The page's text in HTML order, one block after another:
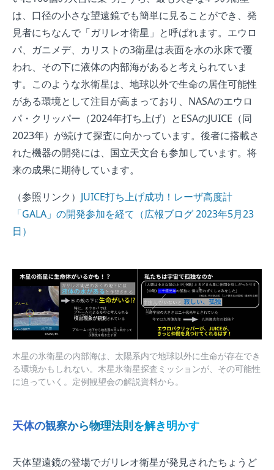
は、口径の小さな望遠鏡でも簡単に見ることができ、発
見者にちなんで「ガリレオ衛星」と呼ばれます。エウロ
パ、ガニメデ、カリストの3衛星は表面を水の氷床で覆
われ、その下に液体の内部海があると考えられていま
す。このような氷衛星は、地球以外で生命の居住可能性
がある環境として注目が高まっており、NASAのエウロ
パ・クリッパー（2024年打ち上げ）とESAのJUICE（同
2023年）が続けて探査に向かっています。後者に搭載さ
れた機器の開発には、国立天文台も参加しています。将
来の成果に期待しています。
（参照リンク） JUICE打ち上げ成功！レーザ高度計
「GALA」の開発参加を経て（広報ブログ 2023年5月23
日）
木星の氷衛星の内部海は、太陽系内で地球以外に生命が存在でき
る環境かもしれない。木星氷衛星探査ミッションが、その可能性
に迫っていく。定例観望会の解説資料から。
天体の観察から物理法則を解き明かす
天体望遠鏡の登場でガリレオ衛星が発見されたちょうど